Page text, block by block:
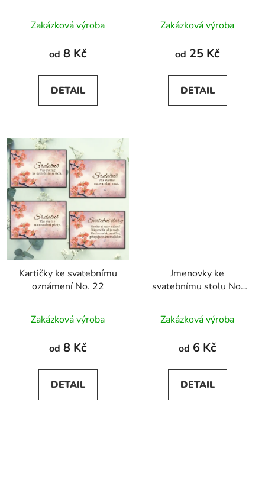
Zakázková výroba
od 8 Kč
DETAIL
Zakázková výroba
od 25 Kč
DETAIL
Kartičky ke svatebnímu
oznámení No. 22
Zakázková výroba
od 8 Kč
DETAIL
Jmenovky ke
svatebnímu stolu No.
Zakázková výroba
od 6 Kč
DETAIL